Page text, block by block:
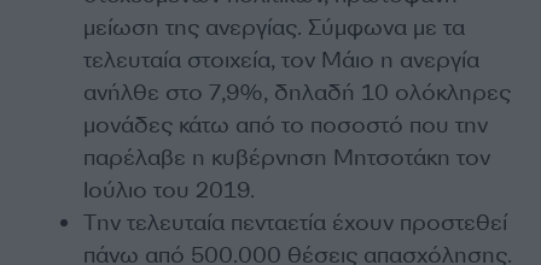
μείωση της ανεργίας. Σύμφωνα με τα
τελευταία στοιχεία, τον Μάιο η ανεργία
ανήλθε στο 7,9%, δηλαδή 10 ολόκληρες
μονάδες κάτω από το ποσοστό που την
παρέλαβε η κυβέρνηση Μητσοτάκη τον
Ιούλιο του 2019.
Tην τελευταία πενταετία έχουν προστεθεί
πάνω από 500.000 θέσεις απασχόλησης.